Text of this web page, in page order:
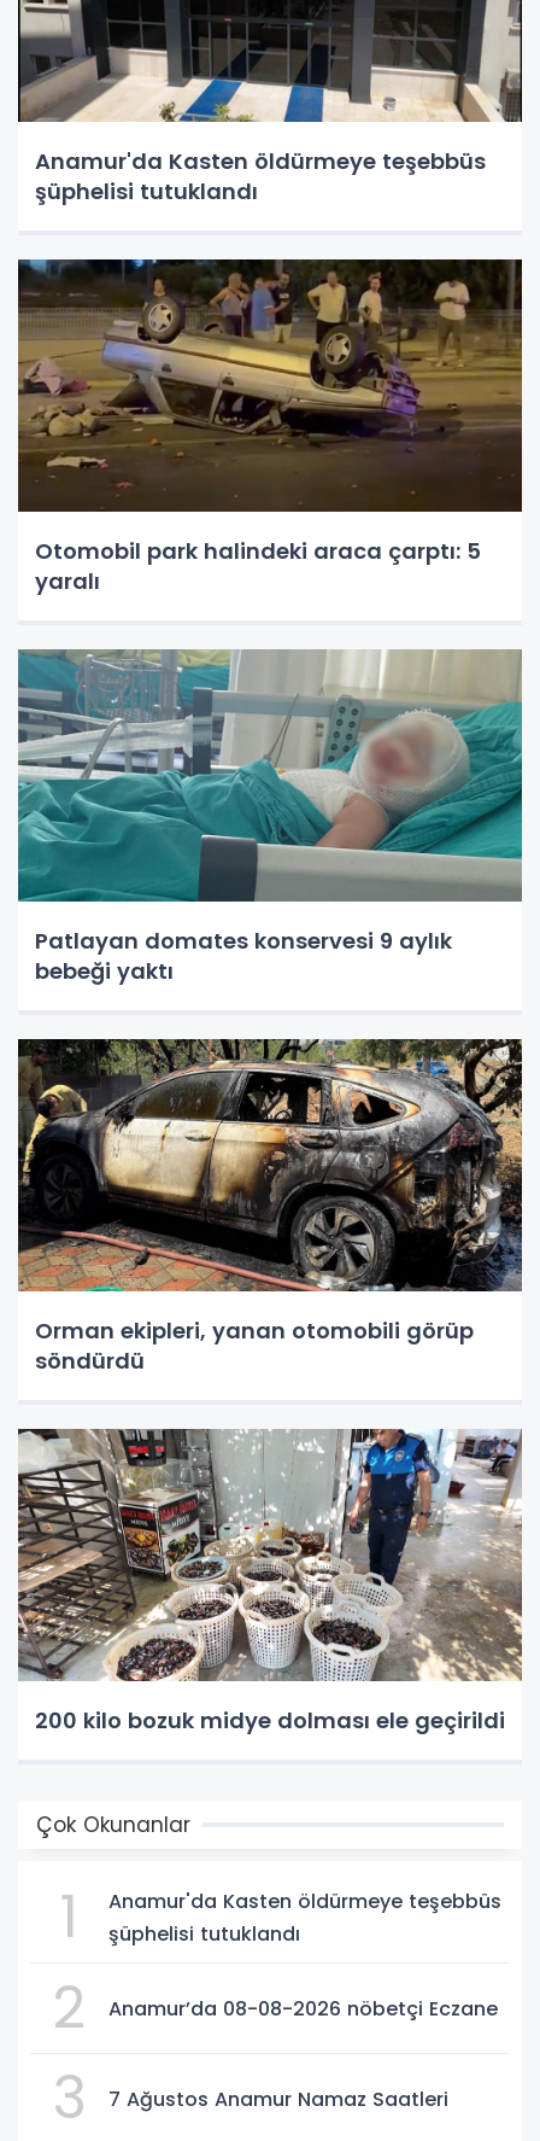
Anamur'da Kasten öldürmeye teşebbüs
şüphelisi tutuklandı
Otomobil park halindeki araca çarptı: 5
yaralı
Patlayan domates konservesi 9 aylık
bebeği yaktı
Orman ekipleri, yanan otomobili görüp
söndürdü
200 kilo bozuk midye dolması ele geçirildi
Çok Okunanlar
1
Anamur'da Kasten öldürmeye teşebbüs
şüphelisi tutuklandı
2 Anamur’da 08-08-2026 nöbetçi Eczane
3 7 Ağustos Anamur Namaz Saatleri